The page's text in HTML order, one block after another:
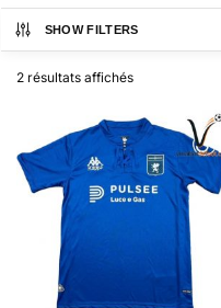
SHOW FILTERS
2 résultats affichés